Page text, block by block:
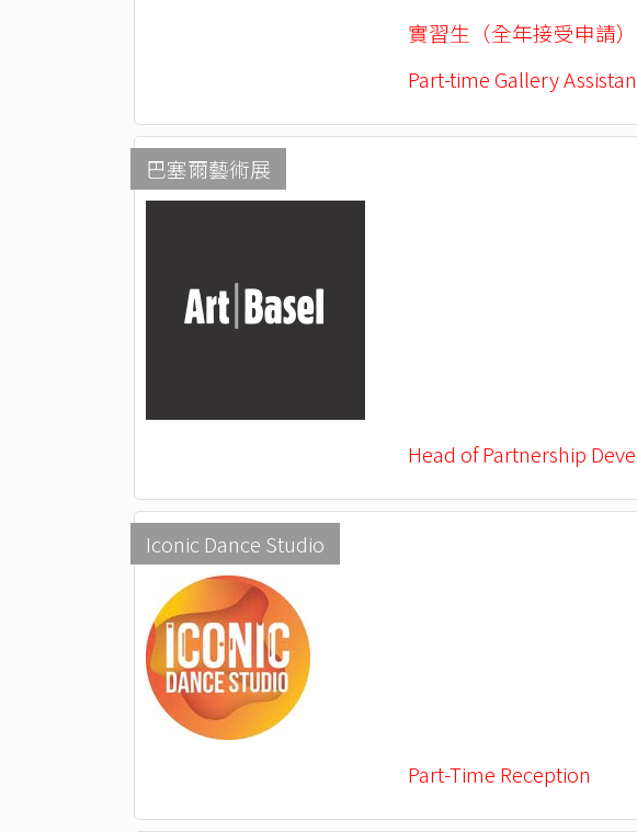
實習生（全年接受申請）
Part-time Gallery
巴塞爾藝術展
Head of Partnership
Iconic Dance Studio
Part-Time Reception